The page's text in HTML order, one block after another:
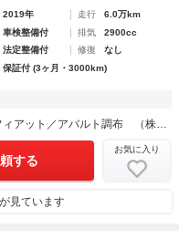
2019年 走行
6.0万km
車検整備付 排気
2900cc
法定整備付 修復
なし
保証付 (3ヶ月・3000km)
する
お気に入り
が見ています